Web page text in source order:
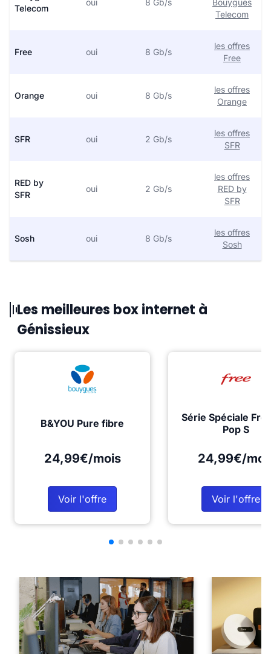
Telecom
oui 8 Gb/s
Bouygues
Telecom
Free oui 8 Gb/s
les offres
Free
Orange oui 8 Gb/s
les offres
Orange
SFR oui 2 Gb/s
les offres
SFR
RED by
SFR
oui 2 Gb/s
les offres
RED by
SFR
Sosh oui 8 Gb/s
les offres
Sosh
Les meilleures box internet à
Génissieux
B&YOU Pure fibre
24,99€/mois
Voir l'offre
Série Spéciale
Pop S
24,99€/
Voir l'offre